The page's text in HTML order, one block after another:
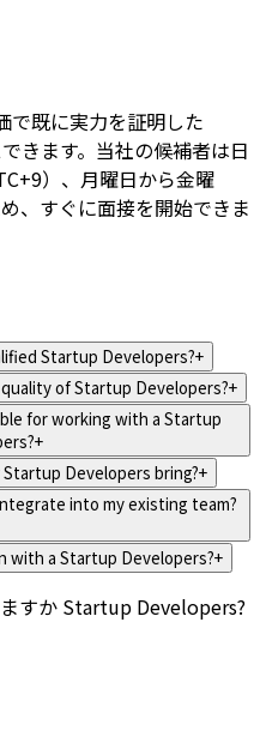
で既に実力を証明した
きます。当社の候補者は日
）、月曜日から金曜
、すぐに面接を開始できま
Startup Developers?+
of Startup Developers?+
for working with a Startup
+
Developers bring?+
into my existing team?
with a Startup Developers?+
すか Startup Developers?